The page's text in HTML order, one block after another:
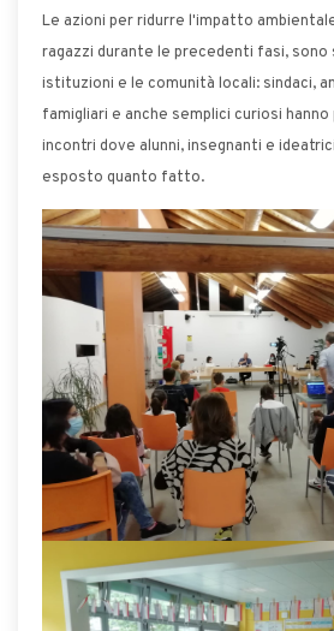
Le azioni per ridurre l'impatto
ragazzi durante le precedenti fasi,
istituzioni e le comunità locali: sindaci,
famigliari e anche semplici curiosi
incontri dove alunni, insegnanti e
esposto quanto fatto.